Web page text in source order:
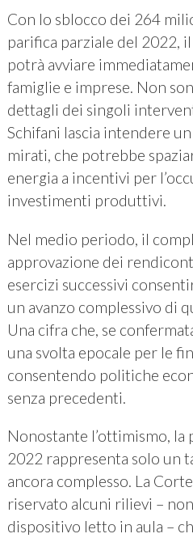
Con lo sblocco dei 264
parifica parziale del 2022,
potrà avviare
famiglie e imprese. Non
dettagli dei singoli
Schifani lascia intendere
mirati, che potrebbe
energia a incentivi per
investimenti produttivi.
Nel medio periodo, il
approvazione dei
esercizi successivi
un avanzo complessivo di
Una cifra che, se
una svolta epocale per le
consentendo politiche
senza precedenti.
Nonostante l’ottimismo, la
2022 rappresenta solo un
ancora complesso. La
riservato alcuni rilievi –
dispositivo letto in aula –